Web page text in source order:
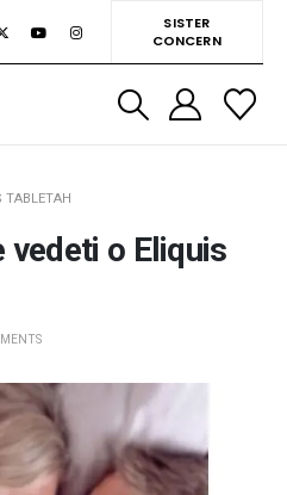
SISTER
CONCERN
TABLETAH
o Eliquis